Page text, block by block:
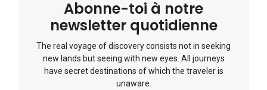
Abonne-toi à notre
newsletter quotidienne
The real voyage of discovery consists not in seeking
new lands but seeing with new eyes. All journeys
have secret destinations of which the traveler is
unaware.